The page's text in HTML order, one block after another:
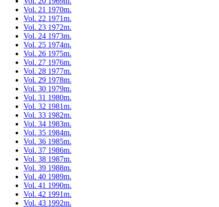
Vol. 21 1970m.
Vol. 22 1971m.
Vol. 23 1972m.
Vol. 24 1973m.
Vol. 25 1974m.
Vol. 26 1975m.
Vol. 27 1976m.
Vol. 28 1977m.
Vol. 29 1978m.
Vol. 30 1979m.
Vol. 31 1980m.
Vol. 32 1981m.
Vol. 33 1982m.
Vol. 34 1983m.
Vol. 35 1984m.
Vol. 36 1985m.
Vol. 37 1986m.
Vol. 38 1987m.
Vol. 39 1988m.
Vol. 40 1989m.
Vol. 41 1990m.
Vol. 42 1991m.
Vol. 43 1992m.